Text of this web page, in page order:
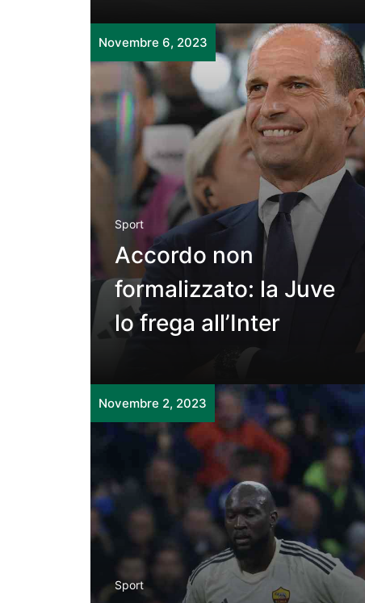
Novembre 6, 2023
Sport
Accordo non
formalizzato: la Juve
lo frega all’Inter
Novembre 2, 2023
Sport